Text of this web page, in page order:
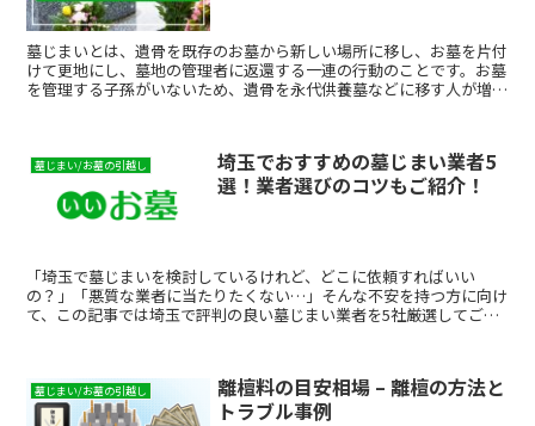
墓じまいとは、遺骨を既存のお墓から新しい場所に移し、お墓を片付
けて更地にし、墓地の管理者に返還する一連の行動のことです。お墓
を管理する子孫がいないため、遺骨を永代供養墓などに移す人が増え
墓地の準備など、墓じまいにかかる一連の作業内容やそれにかかる費
用などを中心にご説明します。 また、墓じまいの費用負担を抑える
方法や、墓じまい費用が払えない場合の対処方法についてもご紹介し
ています。
墓じまい/お墓の引越し
埼玉でおすすめの墓じまい業者5
選！業者選びのコツもご紹介！
「埼玉で墓じまいを検討しているけれど、どこに依頼すればいい
の？」「悪質な業者に当たりたくない…」そんな不安を持つ方に向け
て、この記事では埼玉で評判の良い墓じまい業者を5社厳選してご紹
墓じまい/お墓の引越し
離檀料の目安相場 – 離檀の方法と
トラブル事例